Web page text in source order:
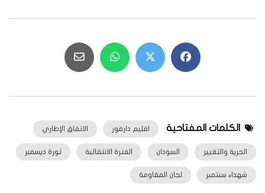
الكلمات المفتاحية اقليم دارفور الاتفاق الإطاري
الحرية والتغيير السودان الفترة الانتقالية ثورة ديسمبر
شهداء سبتمبر لجان المقاومة